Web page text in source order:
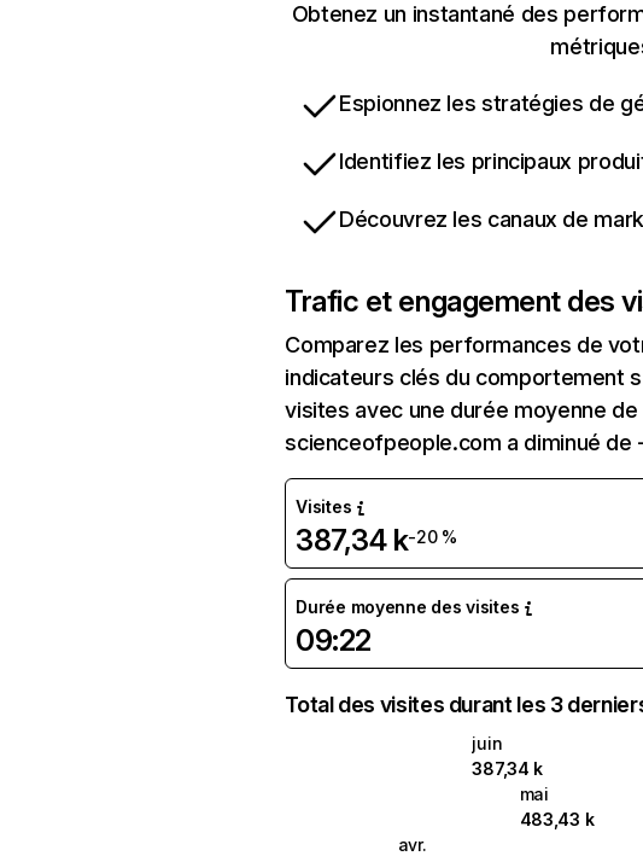
Obtenez un instantané des
Espionnez les stratégies de
Identifiez les principaux
Découvrez les canaux de
Trafic et engagement des
Comparez les performances de
indicateurs clés du comportement
visites avec une durée moyenne
scienceofpeople.com a diminué de
Visites
387,34 k-20 %
Durée moyenne des visites
09:22
Total des visites durant les 3
juin
387,34 k
mai
483,43 k
avr.